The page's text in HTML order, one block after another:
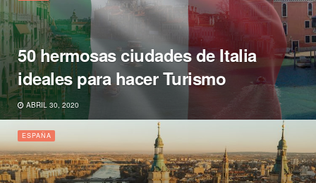
50 hermosas ciudades de Italia
ideales para hacer Turismo
ABRIL 30, 2020
ESPAÑA